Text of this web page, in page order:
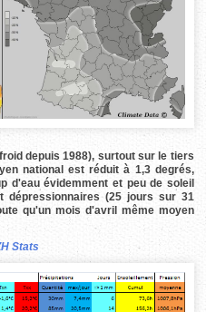
depuis 1988), surtout sur le tiers
national est réduit à 1,3 degrés,
d'eau évidemment et peu de soleil
dépressionnaires (25 jours sur 31
qu'un mois d'avril même moyen
Stats